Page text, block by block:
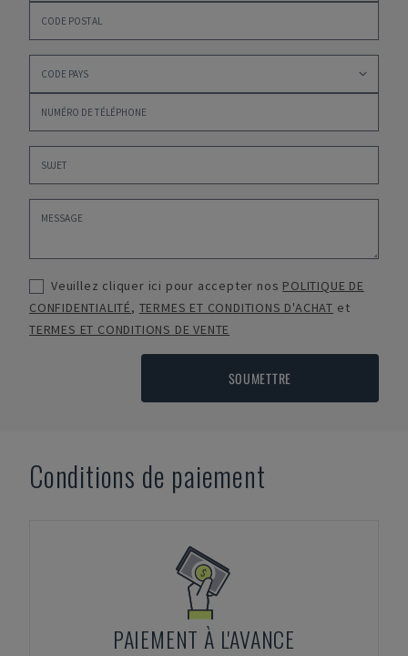
Veuillez cliquer ici pour accepter nos POLITIQUE DE
CONFIDENTIALITÉ, TERMES ET CONDITIONS D'ACHAT et
TERMES ET CONDITIONS DE VENTE
SOUMETTRE
Conditions de paiement
PAIEMENT À L'AVANCE